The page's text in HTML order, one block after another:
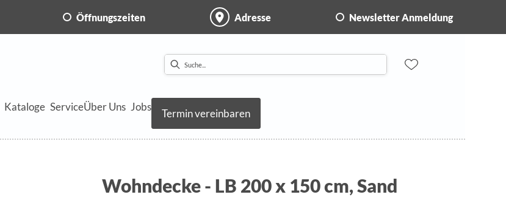
Öffnungszeiten Adresse Newsletter Anmeldung
Kataloge ServiceÜber Uns Jobs
Termin vereinbaren
Wohndecke - LB 200 x 150 cm, Sand